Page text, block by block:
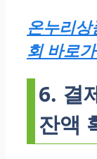
온누리
회 바로
6. 결
잔액